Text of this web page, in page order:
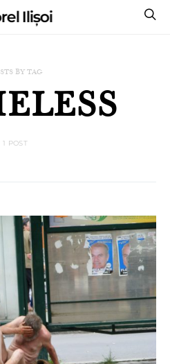
Ilișoi
BY TAG
1 POST
MELE CU AUTOGRAF